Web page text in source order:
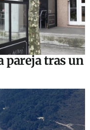
pareja tras un